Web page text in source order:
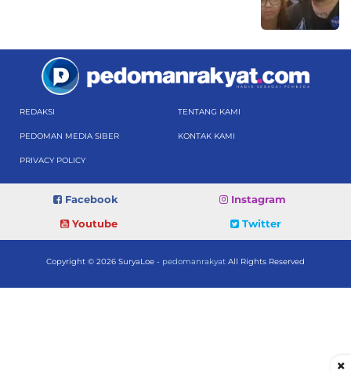
REDAKSI TENTANG KAMI
PEDOMAN MEDIA SIBER KONTAK KAMI
PRIVACY POLICY
Facebook
Instagram
Youtube
Twitter
Copyright © 2026 SuryaLoe - pedomanrakyat All Rights Reserved
×